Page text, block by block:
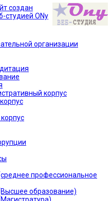
создан
студией ONy
организации
корпус
профессиональное
образование)